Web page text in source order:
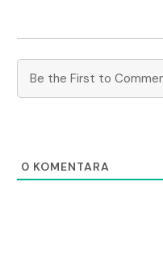
0 KOMENTARA